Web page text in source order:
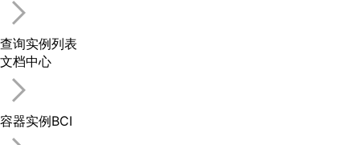
查询实例列表
文档中心
容器实例BCI